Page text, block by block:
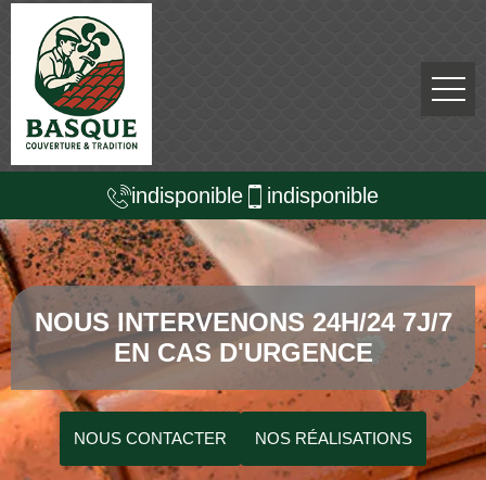
indisponible indisponible
NOUS INTERVENONS 24H/24 7J/7
EN CAS D'URGENCE
NOUS CONTACTER NOS RÉALISATIONS